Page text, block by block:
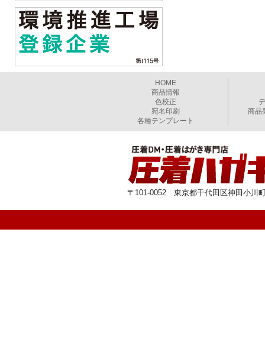
HOME
商品情報
色校正
宛名印刷
各種テンプレート
商品
〒101-0052 東京都千代田区神田小川